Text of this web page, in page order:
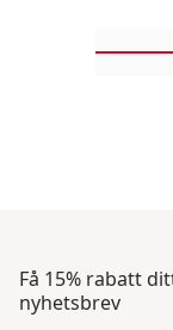
Få 15% rabatt
nyhetsbrev